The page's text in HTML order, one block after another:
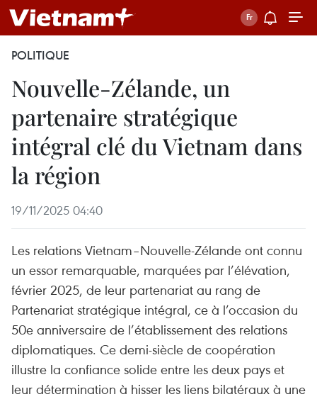
POLITIQUE
Nouvelle-Zélande, un
partenaire stratégique
intégral clé du Vietnam dans
la région
19/11/2025 04:40
Les relations Vietnam–Nouvelle-Zélande ont connu
un essor remarquable, marquées par l’élévation,
février 2025, de leur partenariat au rang de
Partenariat stratégique intégral, ce à l’occasion du
50e anniversaire de l’établissement des relations
diplomatiques. Ce demi-siècle de coopération
illustre la confiance solide entre les deux pays et
leur détermination à hisser les liens bilatéraux à une